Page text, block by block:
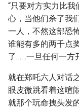
“只要对方实力比
心，当他们杀了我
一人，不然这部恐
谁能有多的两千点
了……一旦任何一方
就在郑吒六人对话
眼皮微跳看着这喧
就那个玩命拽头发